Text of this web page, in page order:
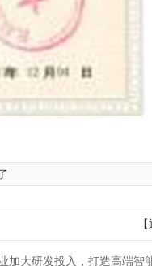
加大研发投入，打造高端智